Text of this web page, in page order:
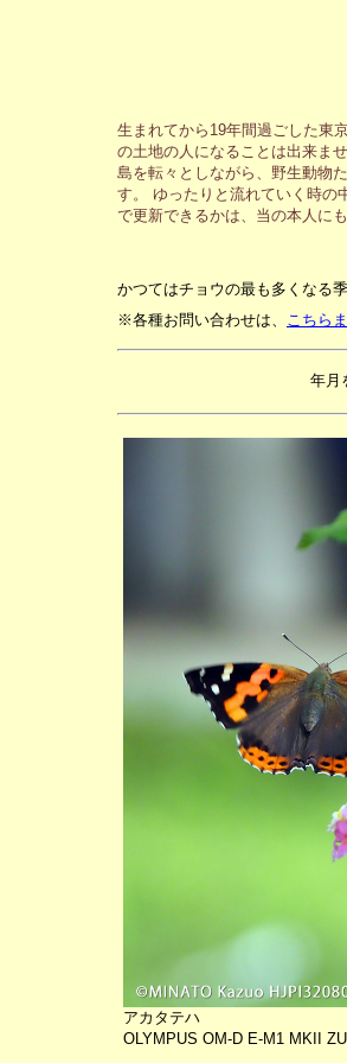
生まれてから19年間過ごした東
の土地の人になることは出来ま
島を転々としながら、野生動物
す。 ゆったりと流れていく時の
で更新できるかは、当の本人に
かつてはチョウの最も多くなる
※各種お問い合わせは、 こちら
年月
アカタテハ
OLYMPUS OM-D E-M1 MKII